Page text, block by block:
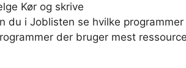
Kør og skrive
du i Joblisten se hvilke programmer
der bruger mest